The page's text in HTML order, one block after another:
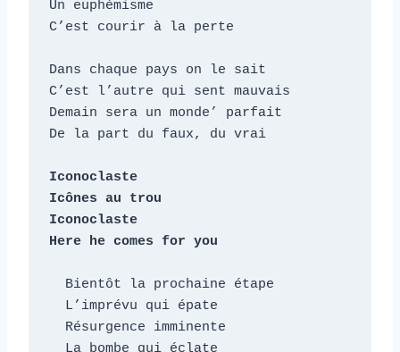
Un euphémisme
C’est courir à la perte
Dans chaque pays on le sait
C’est l’autre qui sent mauvais
Demain sera un monde’ parfait
De la part du faux, du vrai
Iconoclaste
Icônes au trou
Iconoclaste
Here he comes for you